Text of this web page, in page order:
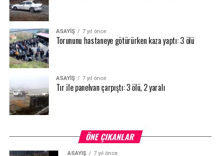
ASAYİŞ 7 yıl önce
Torununu hastaneye götürürken kaza yaptı: 3 ölü
ASAYİŞ 7 yıl önce
Tır ile panelvan çarpıştı: 3 ölü, 2 yaralı
ÖNE ÇIKANLAR
ASAYİŞ 7 yıl önce